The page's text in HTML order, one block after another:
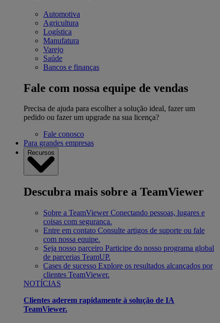
Automotiva
Agricultura
Logística
Manufatura
Varejo
Saúde
Bancos e finanças
Fale com nossa equipe de vendas
Precisa de ajuda para escolher a solução ideal, fazer um
pedido ou fazer um upgrade na sua licença?
Fale conosco
Para grandes empresas
Recursos
Descubra mais sobre a TeamViewer
Sobre a TeamViewer Conectando pessoas, lugares e
coisas com segurança.
Entre em contato Consulte artigos de suporte ou fale
com nossa equipe.
Seja nosso parceiro Participe do nosso programa global
de parcerias TeamUP.
Cases de sucesso Explore os resultados alcançados por
clientes TeamViewer.
NOTÍCIAS
Clientes aderem rapidamente à solução de IA
TeamViewer.